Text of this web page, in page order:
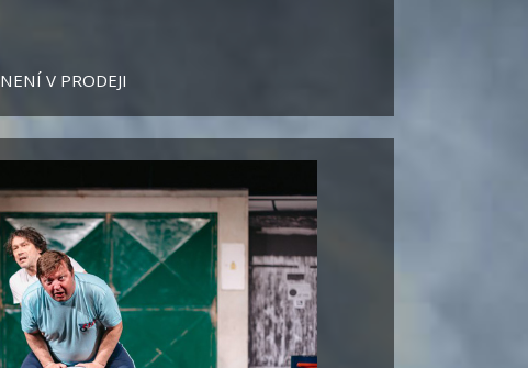
NENÍ V PRODEJI